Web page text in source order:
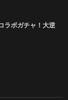
ラボガチャ！大逆